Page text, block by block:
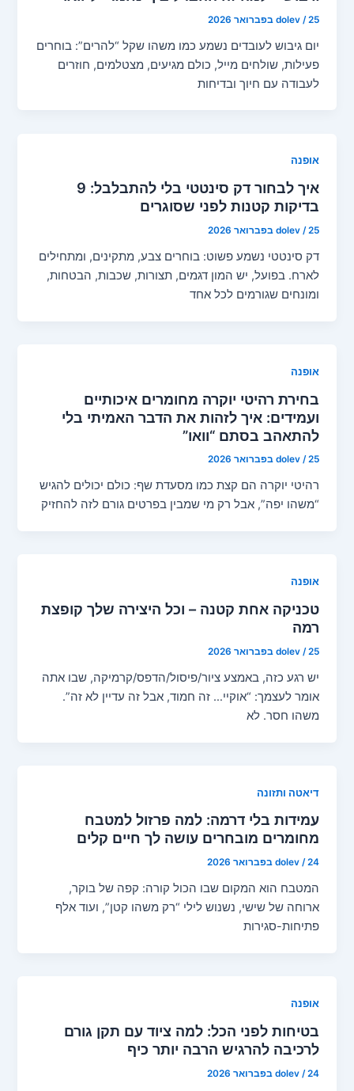
dolev /25 בפברואר 2026
יום גיבוש לעובדים נשמע כמו משהו שקל “להרים”: בוחרים
פעילות, שולחים מייל, כולם מגיעים, מצטלמים, חוזרים
לעבודה עם חיוך ובדיחות
אופנה
איך לבחור דק סינטטי בלי להתבלבל: 9
בדיקות קטנות לפני שסוגרים
dolev /25 בפברואר 2026
דק סינטטי נשמע פשוט: בוחרים צבע, מתקינים, ומתחילים
לארח. בפועל, יש המון דגמים, תצורות, שכבות, הבטחות,
ומונחים שגורמים לכל אחד
אופנה
בחירת רהיטי יוקרה מחומרים איכותיים
ועמידים: איך לזהות את הדבר האמיתי בלי
להתאהב בסתם “וואו”
dolev /25 בפברואר 2026
רהיטי יוקרה הם קצת כמו מסעדת שף: כולם יכולים להגיש
“משהו יפה”, אבל רק מי שמבין בפרטים גורם לזה להחזיק
אופנה
טכניקה אחת קטנה – וכל היצירה שלך קופצת
רמה
dolev /25 בפברואר 2026
יש רגע כזה, באמצע ציור/פיסול/הדפס/קרמיקה, שבו אתה
אומר לעצמך: “אוקיי… זה חמוד, אבל זה עדיין לא זה”.
משהו חסר. לא
דיאטה ותזונה
עמידות בלי דרמה: למה פרזול למטבח
מחומרים מובחרים עושה לך חיים קלים
dolev /24 בפברואר 2026
המטבח הוא המקום שבו הכול קורה: קפה של בוקר,
ארוחה של שישי, נשנוש לילי “רק משהו קטן”, ועוד אלף
פתיחות-סגירות
אופנה
בטיחות לפני הכל: למה ציוד עם תקן גורם
לרכיבה להרגיש הרבה יותר כיף
dolev /24 בפברואר 2026